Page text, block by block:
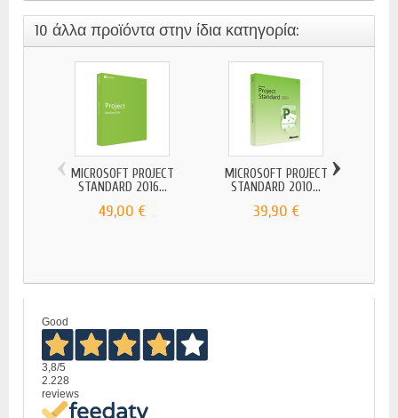
10 άλλα προϊόντα στην ίδια κατηγορία:
MICROSOFT PROJECT
STANDARD 2016...
49,00 €
MICROSOFT PROJECT
STANDARD 2010...
39,90 €
‹ ›
Good
3,8/5
2.228
reviews